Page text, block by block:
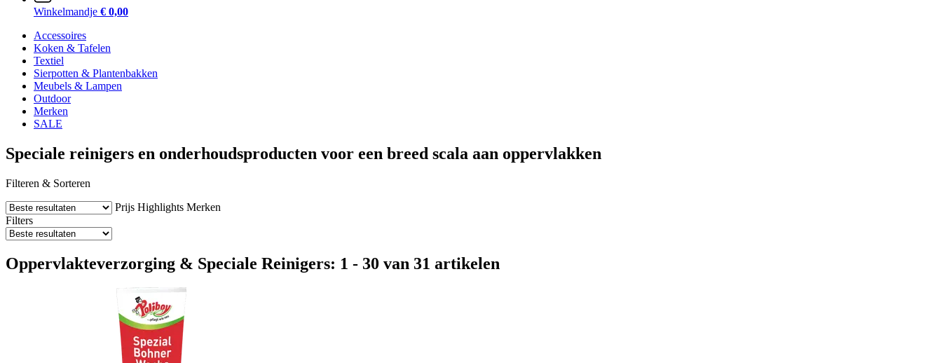
Winkelmandje € 0,00
Accessoires
Koken & Tafelen
Textiel
Sierpotten & Plantenbakken
Meubels & Lampen
Outdoor
Merken
SALE
Speciale reinigers en onderhoudsproducten voor een breed scala aan oppervlakken
Filteren & Sorteren
Prijs Highlights Merken
Filters
Oppervlakteverzorging & Speciale Reinigers: 1 - 30 van 31 artikelen